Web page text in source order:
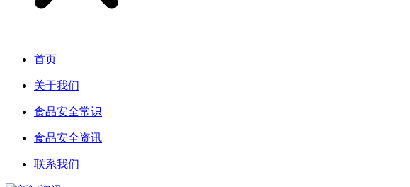
首页
关于我们
食品安全常识
食品安全资讯
联系我们